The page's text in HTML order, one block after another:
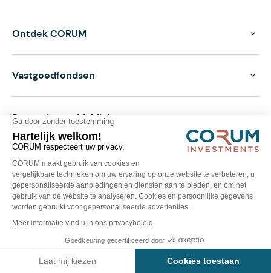
Ontdek CORUM
Vastgoedfondsen
Prestaties en highlights
Documenten
Wettelijke bepalingenPrivacybeleidCookie instellingenCookiebeleid
© 2026 - Alle rechten voorbehouden